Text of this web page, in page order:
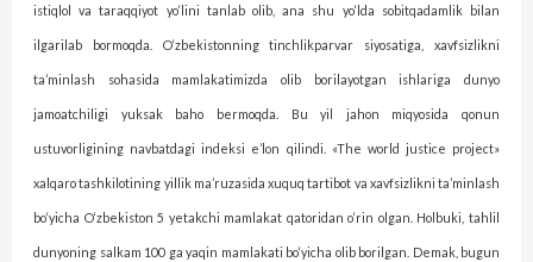
istiqlol va taraqqiyot yo‘lini tanlab olib, ana shu yo‘lda sobitqadamlik bilan
ilgarilab bormoqda. O‘zbekis­tonning tinchlikparvar siyosatiga, xavfsizlikni
ta’minlash sohasida mamlakatimizda olib borilayotgan ishlariga dunyo
jamoatchiligi yuksak baho bermoqda. Bu yil jahon miqyo­sida qonun
ustuvorligining navbatdagi indeksi e’lon qilindi. «The world justice project»
xalqaro tashkilotining yillik ma’ruzasida xuquq tartibot va xavfsizlikni ta’minlash
bo‘yicha O‘zbekiston 5 yetakchi mamlakat qatoridan o‘rin olgan. Holbuki, tahlil
dunyoning salkam 100 ga yaqin mamlakati bo‘yicha olib borilgan. Demak, bugun